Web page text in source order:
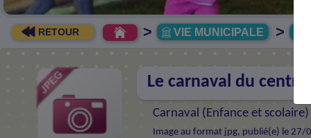
RETOUR > VIE MUNICIPALE >
Le carnaval du centre
Carnaval (Enfance et scolaire)
Image au format jpg, publié(e) le